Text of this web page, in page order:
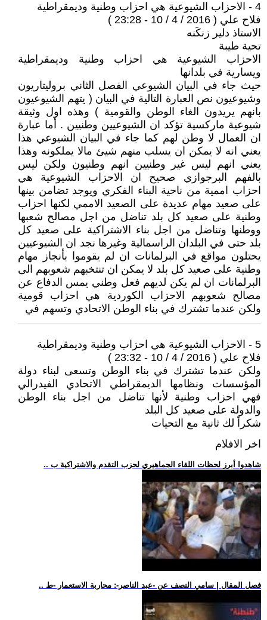
4 - الاحزاب الشيوعية هي احزاب وطنية وديمقراطية
فلاح علي ( 2016 / 4 / 10 - 23:28 )
الاستاذ دلير زنكَنه
تحية طيبة
الاحزاب الشيوعية هي احزاب وطنية وديمقراطية
ويسارية في بلدانها
حيث جاء في البيان الشيوعي الفصل الثاني بروليتاريون
وشيوعيون نص العبارة التالية في البيان ( يتهم الشيوعيون
بانهم يريدون الغاء الوطن والقومية ) وهذه اول وثيقة
شيوعية ماركسية تؤكد ان الشيوعيين وطنيين . أما عبارة
ان العمال لا وطن لهم كما جاء في البيان الشيوعي هذا
يعني انه لا يمكن ان يسلب منهم شيئ مالا يملكونه وهذا
يعني انهم ليس غير وطنيين انهم وطنيون ولكن ليس
بالفهم البرجوازي صحيح ان الاحزاب الشيوعية هي
احزاب اممية من ناحية البناء الفكري ويوجد تضامن بينها
على صعيد مهام عديدة على الصعيد الاممي لكنها احزاب
وطنية على صعيد كل بلد تناضل من اجل مصالح شعبها
ووطنها وتناضل من اجل بناء الاشتراكية على صعيد كل
بلد حتى في البلدان الراسمالية وغيرها نجد ان الشيوعيين
يحتلون مواقع في البرلمانات ان لم يقوموا بأنجاز مهام
وطنية على صعيد كل بلد لا يمكن ان تنتخبهم شعوبهم الى
البرلمانات ان لم يكن لديهم فعل وطني يمس الدفاع عن
مصالح شعوبهم الاحزاب الكوردية هي احزاب قومية
ولكن عندما تشترك في بناء الوطن الاتحادي وتسهم في
5 - الاحزاب الشيوعية هي احزاب وطنية وديمقراطية
فلاح علي ( 2016 / 4 / 10 - 23:32 )
ولكن عندما تشترك في بناء الوطن وتسعى لبناء دولة
المؤسسات ونظامها الديمقراطي الاتحادي الفيدرالي
فهي احزاب وطنية لأنها تناضل من اجل بناء الوطن
والدولة على صعيد كل البلد
شكراً لك ثانية مع التحيات
اخر الافلام
.. شاهدوا أبرز لحظات اللقاء الجماهيري لحزب التقدم والاشتراكية ب
.. فصل المقال | سامي النصف عن -عبد الناصر-: محاربة الاستعمار -ط